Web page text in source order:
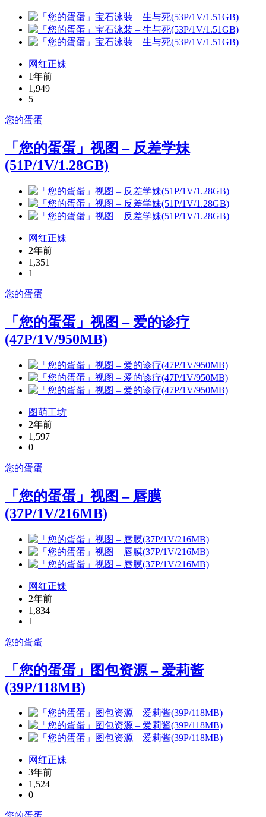
网红正妹
1年前
1,949
5
您的蛋蛋
「您的蛋蛋」视图 – 反差学妹
(51P/1V/1.28GB)
网红正妹
2年前
1,351
1
您的蛋蛋
「您的蛋蛋」视图 – 爱的诊疗
(47P/1V/950MB)
图萌工坊
2年前
1,597
0
您的蛋蛋
「您的蛋蛋」视图 – 唇膜
(37P/1V/216MB)
网红正妹
2年前
1,834
1
您的蛋蛋
「您的蛋蛋」图包资源 – 爱莉酱
(39P/118MB)
网红正妹
3年前
1,524
0